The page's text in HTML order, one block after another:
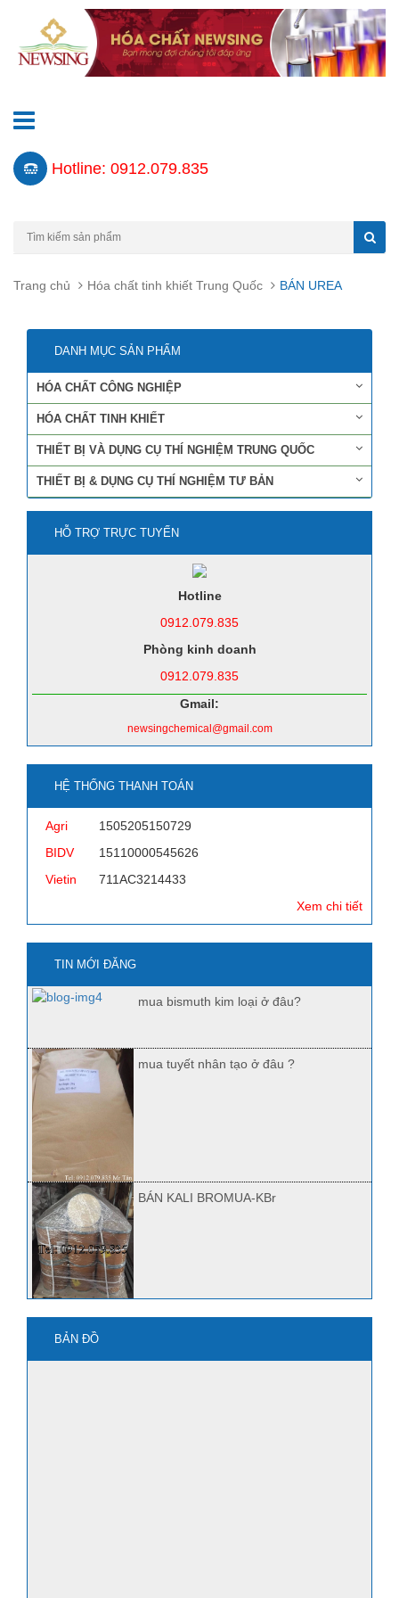
Hotline: 0912.079.835
Trang chủ Hóa chất tinh khiết Trung Quốc BÁN UREA
DANH MỤC SẢN PHẨM
HÓA CHẤT CÔNG NGHIỆP
HÓA CHẤT TINH KHIẾT
THIẾT BỊ VÀ DỤNG CỤ THÍ NGHIỆM TRUNG QUỐC
THIẾT BỊ & DỤNG CỤ THÍ NGHIỆM TƯ BẢN
HỖ TRỢ TRỰC TUYẾN
Hotline
0912.079.835
Phòng kinh doanh
0912.079.835
Gmail:
newsingchemical@gmail.com
HỆ THỐNG THANH TOÁN
Agri
1505205150729
BIDV
15110000545626
Vietin
711AC3214433
Xem chi tiết
TIN MỚI ĐĂNG
mua bismuth kim loại ở đâu?
mua tuyết nhân tạo ở đâu ?
BÁN KALI BROMUA-KBr
BẢN ĐỒ